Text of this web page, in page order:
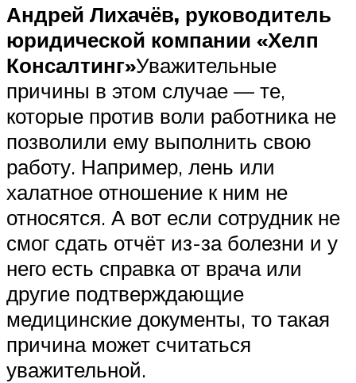
Андрей Лихачёв, руководитель
юридической компании «Хелп
Консалтинг»Уважительные
причины в этом случае — те,
которые против воли работника не
позволили ему выполнить свою
работу. Например, лень или
халатное отношение к ним не
относятся. А вот если сотрудник не
смог сдать отчёт из-за болезни и у
него есть справка от врача или
другие подтверждающие
медицинские документы, то такая
причина может считаться
уважительной.